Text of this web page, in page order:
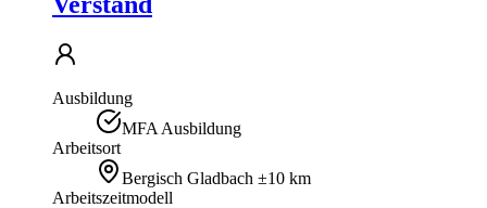
Ausbildung
MFA Ausbildung
Arbeitsort
Bergisch Gladbach ±10 km
Arbeitszeitmodell